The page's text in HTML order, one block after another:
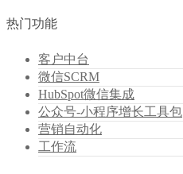
热门功能
客户中台
微信SCRM
HubSpot微信集成
公众号-小程序增长工具包
营销自动化
工作流